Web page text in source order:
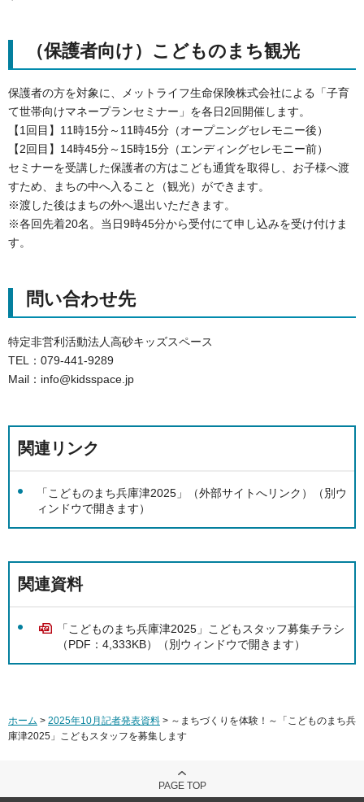
（保護者向け）こどものまち観光
保護者の方を対象に、メットライフ生命保険株式会社による「子育
て世帯向けマネープランセミナー」を各日2回開催します。
【1回目】11時15分～11時45分（オープニングセレモニー後）
【2回目】14時45分～15時15分（エンディングセレモニー前）
セミナーを受講した保護者の方はこども通貨を取得し、お子様へ渡
すため、まちの中へ入ること（観光）ができます。
※渡した後はまちの外へ退出いただきます。
※各回先着20名。当日9時45分から受付にて申し込みを受け付けま
す。
問い合わせ先
特定非営利活動法人高砂キッズスペース
TEL：079-441-9289
Mail：info@kidsspace.jp
関連リンク
「こどものまち兵庫津2025」（外部サイトへリンク）（別ウ
ィンドウで開きます）
関連資料
「こどものまち兵庫津2025」こどもスタッフ募集チラシ
（PDF：4,333KB）（別ウィンドウで開きます）
ホーム > 2025年10月記者発表資料 > ～まちづくりを体験！～「こどものまち兵
庫津2025」こどもスタッフを募集します
PAGE TOP